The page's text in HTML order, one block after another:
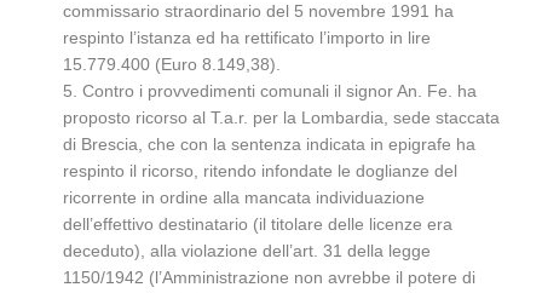
commissario straordinario del 5 novembre 1991 ha
respinto l’istanza ed ha rettificato l’importo in lire
15.779.400 (Euro 8.149,38).
5. Contro i provvedimenti comunali il signor An. Fe. ha
proposto ricorso al T.a.r. per la Lombardia, sede staccata
di Brescia, che con la sentenza indicata in epigrafe ha
respinto il ricorso, ritendo infondate le doglianze del
ricorrente in ordine alla mancata individuazione
dell’effettivo destinatario (il titolare delle licenze era
deceduto), alla violazione dell’art. 31 della legge
1150/1942 (l’Amministrazione non avrebbe il potere di